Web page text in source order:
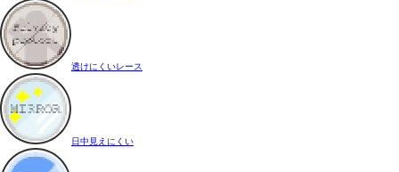
透けにくいレース
日中見えにくい